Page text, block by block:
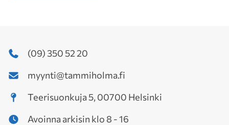
(09) 350 52 20
myynti@tammiholma.fi
Teerisuonkuja 5, 00700 Helsinki
Avoinna arkisin klo 8 - 16